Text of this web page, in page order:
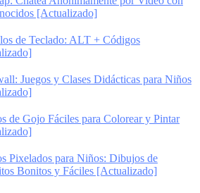
[Actualizado]
de Teclado: ALT + Códigos
Juegos y Clases Didácticas para Niños
de Gojo Fáciles para Colorear y Pintar
Pixelados para Niños: Dibujos de
Bonitos y Fáciles [Actualizado]